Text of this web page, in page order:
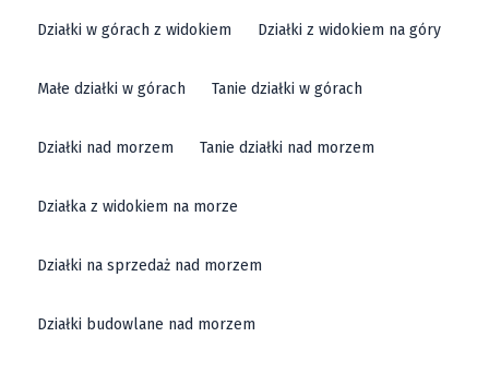
Działki w górach z widokiem Działki z widokiem na góry
Małe działki w górach Tanie działki w górach
Działki nad morzem Tanie działki nad morzem
Działka z widokiem na morze
Działki na sprzedaż nad morzem
Działki budowlane nad morzem